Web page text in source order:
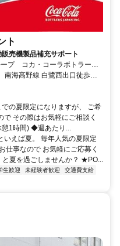
ト
売機製品補充サポート
ープ コカ・コーラボトラーズ
南海高野線 白鷺西出口徒歩約
の夏限定になりますが、 ご希
その際はお気軽にご相談く
1時間) ◆週あたり...
いえば夏。 毎年人気の夏限定
仕事なので お気軽にご応募く
と夏を過ごしませんか？ ★PO...
生歓迎 未経験者歓迎
交通費支給